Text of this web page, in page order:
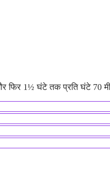
1½ घंटे तक प्रति घंटे 70